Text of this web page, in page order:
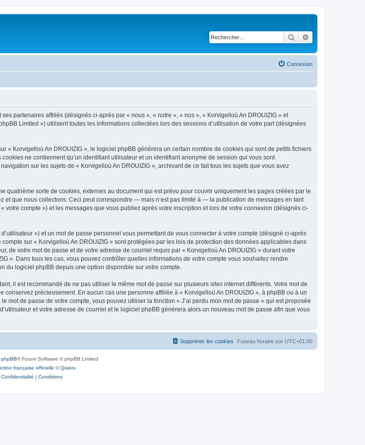
Rechercher
Connexion
partenaires affiliés (désignés ci-après par « nous », « notre », « nos », « Korvigelloù An DROUIZIG » et
Limited ») utilisent toutes les informations collectées lors des sessions d’utilisation de votre part (désignées
« Korvigelloù An DROUIZIG », le logiciel phpBB génèrera un certain nombre de cookies qui sont de petits fichiers
ne contiennent qu’un identifiant utilisateur et un identifiant anonyme de session qui vous sont
sur les sujets de « Korvigelloù An DROUIZIG », archivant de ce fait tous les sujets que vous avez
quatrième sorte de cookies, externes au document qui est prévu pour couvrir uniquement les pages créées par le
que nous collectons. Ceci peut correspondre — mais n’est pas limité à — la publication de messages en tant
votre compte ») et les messages que vous publiez après votre inscription et lors de votre connexion (désignés ci-
») et un mot de passe personnel vous permettant de vous connecter à votre compte (désigné ci-après
sur « Korvigelloù An DROUIZIG » sont protégées par les lois de protection des données applicables dans
de votre mot de passe et de votre adresse de courriel requis par « Korvigelloù An DROUIZIG » durant votre
». Dans tous les cas, vous pouvez contrôler quelles informations de votre compte vous souhaitez rendre
du logiciel phpBB depuis une option disponible sur votre compte.
il est recommandé de ne pas utiliser le même mot de passe sur plusieurs sites internet différents. Votre mot de
précieusement. En aucun cas une personne affiliée à « Korvigelloù An DROUIZIG », à phpBB ou à un
de passe de votre compte, vous pouvez utiliser la fonction « J’ai perdu mon mot de passe » qui est proposée
et votre adresse de courriel et le logiciel phpBB générera alors un nouveau mot de passe afin que vous
Fuseau horaire sur UTC+01:00
Supprimer les cookies
phpBB® Forum Software © phpBB Limited
française officielle ©Qiaeru
Confidentialité | Conditions